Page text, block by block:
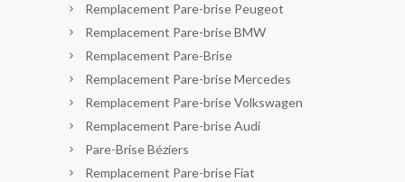
Remplacement Pare-brise Peugeot
Remplacement Pare-brise BMW
Remplacement Pare-Brise
Remplacement Pare-brise Mercedes
Remplacement Pare-brise Volkswagen
Remplacement Pare-brise Audi
Pare-Brise Béziers
Remplacement Pare-brise Fiat